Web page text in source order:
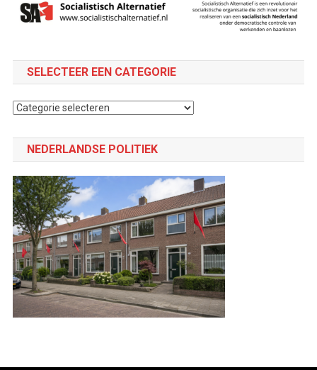
SELECTEER EEN CATEGORIE
Selecteer
NEDERLANDSE POLITIEK